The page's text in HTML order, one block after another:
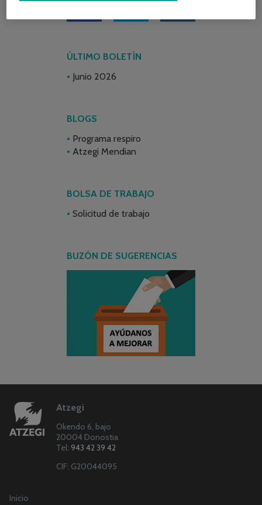
ÚLTIMO BOLETÍN
Junio 2026
BLOGS
Programa respiro
Atzegi Mendian
BOLSA DE TRABAJO
Solicitud de trabajo
BUZÓN DE SUGERENCIAS
Atzegi
Okendo 6, bajo
20004 Donostia
Tel: 943 42 39 42
CIF: G20044095
Inicio